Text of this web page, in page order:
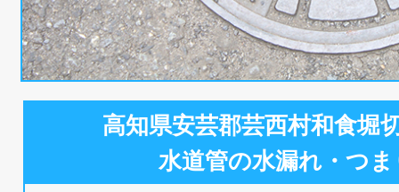
高知県安芸郡芸西村和食堀
水道管の水漏れ・つ